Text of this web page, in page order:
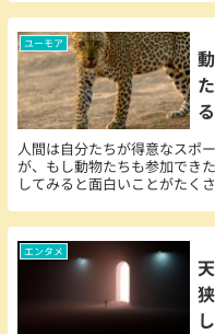
ユーモア
人間は自分たちが得意なスポ
が、もし動物たちも参加でき
してみると面白いことがたくさ
エンタメ